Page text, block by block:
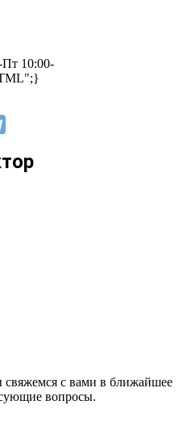
10:00-
свяжемся с вами в ближайшее
вопросы.